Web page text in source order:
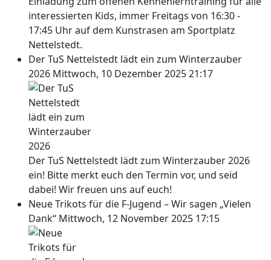
interessierten Kids, immer Freitags von 16:30 -
17:45 Uhr auf dem Kunstrasen am Sportplatz
Nettelstedt.
Der TuS Nettelstedt lädt ein zum Winterzauber
2026 Mittwoch, 10 Dezember 2025 21:17
Der TuS Nettelstedt lädt zum Winterzauber 2026
ein! Bitte merkt euch den Termin vor, und seid
dabei! Wir freuen uns auf euch!
Neue Trikots für die F-Jugend – Wir sagen „Vielen
Dank“ Mittwoch, 12 November 2025 17:15